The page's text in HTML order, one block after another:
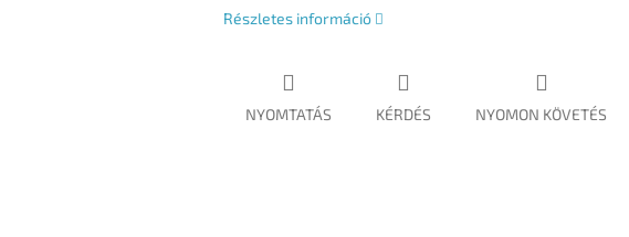
Részletes információ
NYOMTATÁS KÉRDÉS NYOMON KÖVETÉS